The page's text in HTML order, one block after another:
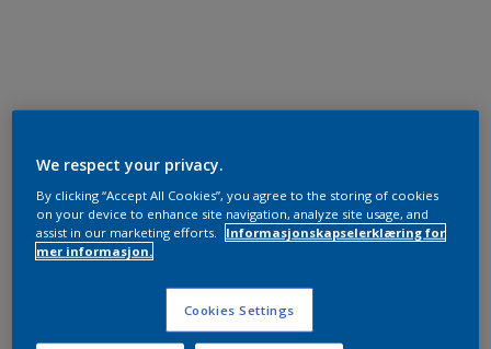
We respect your privacy.
By clicking “Accept All Cookies”, you agree to the storing of cookies
on your device to enhance site navigation, analyze site usage, and
assist in our marketing efforts.
Informasjonskapselerklæring for
mer informasjon.
Cookies Settings